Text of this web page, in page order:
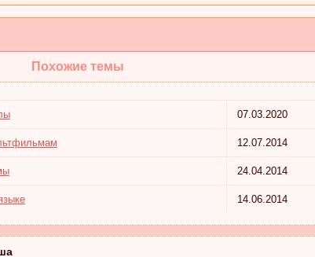
Похожие темы
07.03.2020
12.07.2014
24.04.2014
14.06.2014